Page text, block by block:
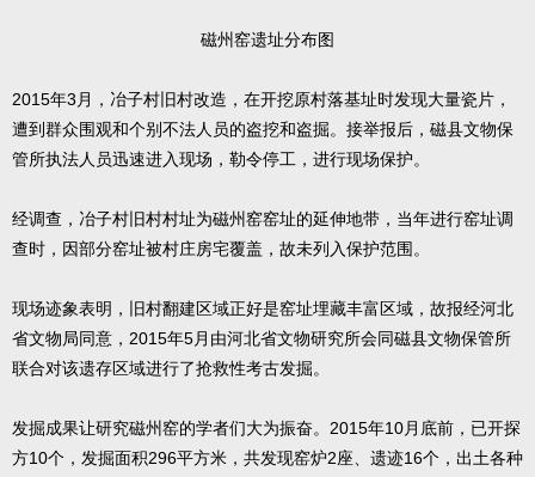
磁州窑遗址分布图
2015年3月，冶子村旧村改造，在开挖原村落基址时发现大量瓷片，
遭到群众围观和个别不法人员的盗挖和盗掘。接举报后，磁县文物保
管所执法人员迅速进入现场，勒令停工，进行现场保护。
经调查，冶子村旧村村址为磁州窑窑址的延伸地带，当年进行窑址调
查时，因部分窑址被村庄房宅覆盖，故未列入保护范围。
现场迹象表明，旧村翻建区域正好是窑址埋藏丰富区域，故报经河北
省文物局同意，2015年5月由河北省文物研究所会同磁县文物保管所
联合对该遗存区域进行了抢救性考古发掘。
发掘成果让研究磁州窑的学者们大为振奋。2015年10月底前，已开探
方10个，发掘面积296平方米，共发现窑炉2座、遗迹16个，出土各种